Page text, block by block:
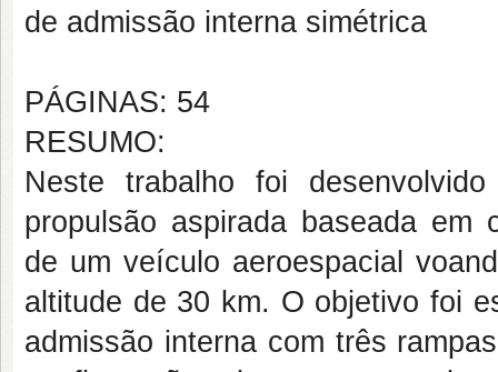
de admissão interna simétrica
PÁGINAS: 54
RESUMO:
Neste trabalho foi
propulsão aspirada baseada em
de um veículo aeroespacial
altitude de 30 km. O objetivo foi
admissão interna com três